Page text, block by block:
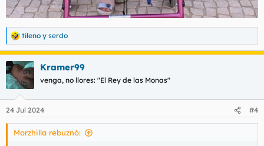
R
e
a
c
c
i
e
s
tileno y serdo
Kramer99
venga, no llores: "El Rey de las Monas"
24 Jul 2024 #4
Morzhilla rebuznó: